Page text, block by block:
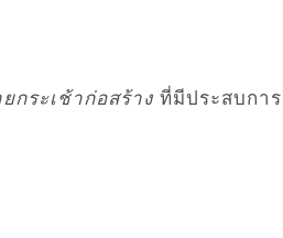
กระเช้าก่อสร้าง ที่มีประสบกา